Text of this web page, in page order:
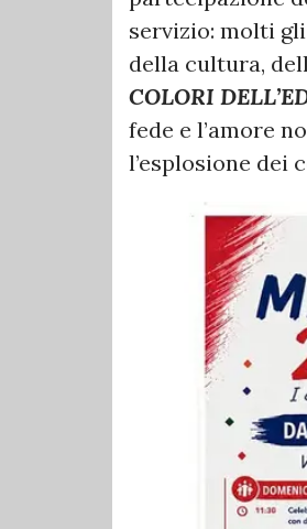
servizio: molti
della cultura,
COLORI
fede e l’amore
l’esplosione dei